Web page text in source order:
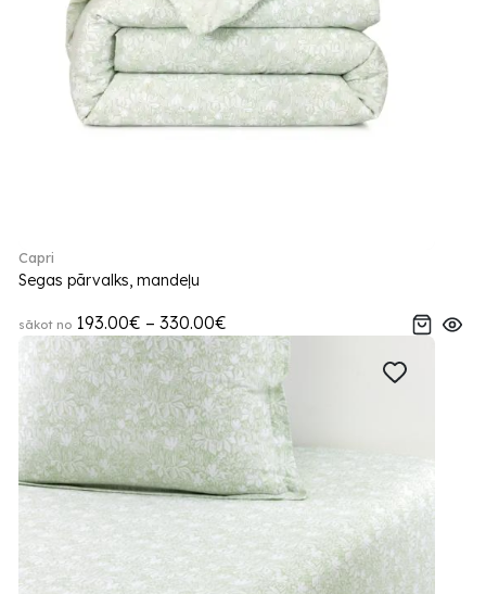
Capri
Segas pārvalks, mandeļu
sākot no 193.00€ – 330.00€